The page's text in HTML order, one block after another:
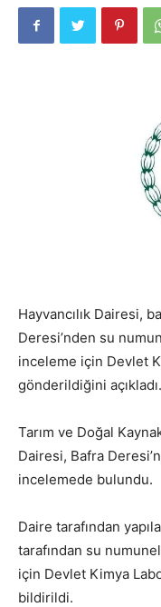
Hayvancılık Dairesi,
Deresi’nden su
inceleme için Devlet
gönderildiğini açıkladı.
Tarım ve Doğal
Dairesi, Bafra
incelemede bulundu.
Daire tarafından
tarafından su
için Devlet Kimya
bildirildi.